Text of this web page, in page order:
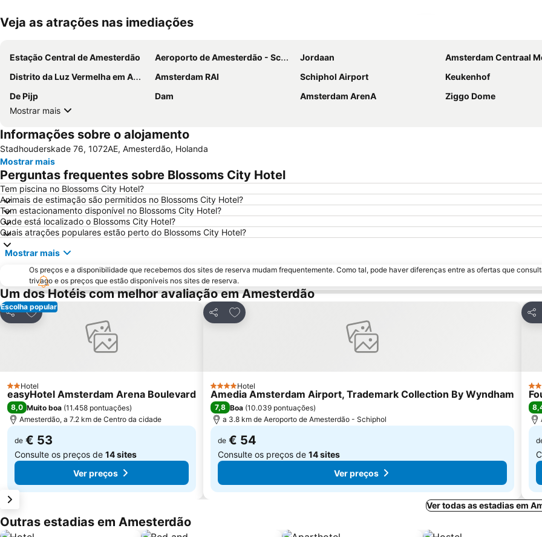
Veja as atrações nas imediações
Estação Central de Amesterdão Aeroporto de Amesterdão - Schiphol Jordaan
Amsterdam Centraal
Distrito da Luz Vermelha em Amesterdão
Amsterdam RAI Schiphol Airport
Keukenhof
De Pijp
Dam Amsterdam ArenA
Ziggo Dome
Mostrar mais
Informações sobre o alojamento
Stadhouderskade 76, 1072AE, Amesterdão, Holanda
Mostrar mais
Perguntas frequentes sobre Blossoms City Hotel
Tem piscina no Blossoms City Hotel?
Animais de estimação são permitidos no Blossoms City Hotel?
Tem estacionamento disponível no Blossoms City Hotel?
Onde está localizado o Blossoms City Hotel?
Quais atrações populares estão perto do Blossoms City Hotel?
Mostrar mais
Os preços e a disponibilidade que recebemos dos sites de reserva mudam frequentemente. Como tal, pode haver diferenças entre as ofertas que
trivago e os preços que estão disponíveis nos sites de reserva.
Um dos Hotéis com melhor avaliação em Amesterdão
Escolha popular
Partilhar
Adicionar aos favoritos
2 Estrelas
Hotel
easyHotel Amsterdam Arena Boulevard
8,0 Muito boa (11.458 pontuações)
Amesterdão, a 7.2 km de Centro da cidade
de € 53
Consulte os preços de 14 sites
Ver preços
Partilhar
Adicionar aos favoritos
4 Estrelas
Hotel
Amedia Amsterdam Airport, Trademark Collection By Wyndham
7,8 Boa (10.039 pontuações)
a 3.8 km de Aeroporto de Amesterdão - Schiphol
de € 54
Consulte os preços de 14 sites
Ver preços
4
Ver todas as estadias em
Outras estadias em Amesterdão